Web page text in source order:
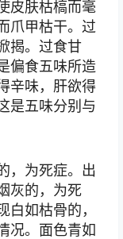
皮肤枯槁而毫
爪甲枯干。过
揭。过食甘
偏食五味所造
辛味，肝欲得
是五味分别与
，为死症。出
灰的，为死
如枯骨的，
况。面色青如